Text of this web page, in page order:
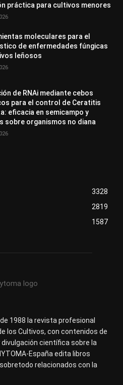
práctica para cultivos menores
moleculares para el
de enfermedades fúngicas
leñosos
de RNAi mediante cebos
para el control de Ceratitis
eficacia en semicampo y
sobre organismos no diana
3328
2819
1587
1988 la revista profesional
los Cultivos, con contenidos de
científica sobre la
España edita libros
relacionados con la